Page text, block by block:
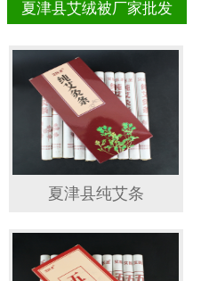
夏津县艾绒被厂家批发
夏津县纯艾条